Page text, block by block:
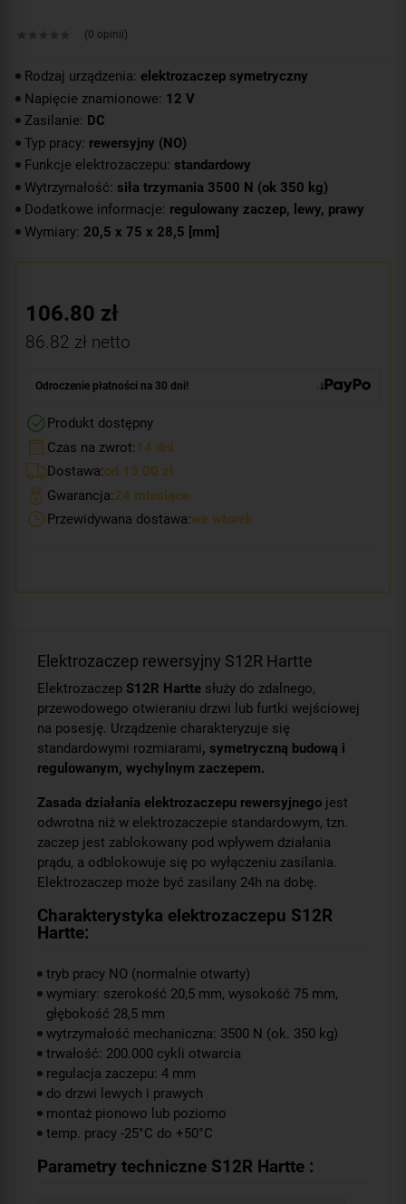
(0 opinii)
Rodzaj urządzenia: elektrozaczep symetryczny
Napięcie znamionowe: 12 V
Zasilanie: DC
Typ pracy: rewersyjny (NO)
Funkcje elektrozaczepu: standardowy
Wytrzymałość: siła trzymania 3500 N (ok 350 kg)
Dodatkowe informacje: regulowany zaczep, lewy, prawy
Wymiary: 20,5 x 75 x 28,5 [mm]
106.80 zł
86.82 zł netto
Odroczenie płatności na 30 dni!
Produkt dostępny
Czas na zwrot:14 dni
Dostawa:od 13.00 zł
Gwarancja:24 miesiące
Przewidywana dostawa:we wtorek
Elektrozaczep rewersyjny S12R Hartte
Elektrozaczep S12R Hartte służy do zdalnego,
przewodowego otwieraniu drzwi lub furtki wejściowej
na posesję. Urządzenie charakteryzuje się
standardowymi rozmiarami, symetryczną budową i
regulowanym, wychylnym zaczepem.
Zasada działania elektrozaczepu rewersyjnego jest
odwrotna niż w elektrozaczepie standardowym, tzn.
zaczep jest zablokowany pod wpływem działania
prądu, a odblokowuje się po wyłączeniu zasilania.
Elektrozaczep może być zasilany 24h na dobę.
Charakterystyka elektrozaczepu S12R
Hartte:
tryb pracy NO (normalnie otwarty)
wymiary: szerokość 20,5 mm, wysokość 75 mm,
głębokość 28,5 mm
wytrzymałość mechaniczna: 3500 N (ok. 350 kg)
trwałość: 200.000 cykli otwarcia
regulacja zaczepu: 4 mm
do drzwi lewych i prawych
montaż pionowo lub poziomo
temp. pracy -25°C do +50°C
Parametry techniczne S12R Hartte :